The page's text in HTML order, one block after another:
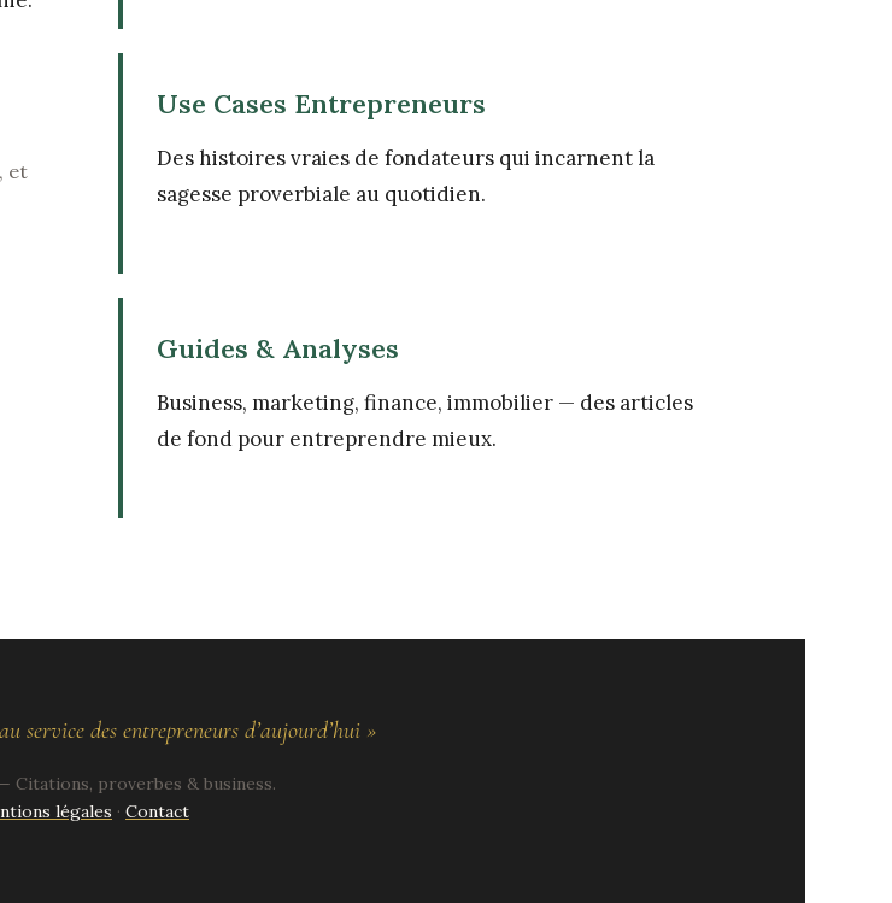
et
Use Cases Entrepreneurs
Des histoires vraies de fondateurs qui incarnent la
sagesse proverbiale au quotidien.
Guides & Analyses
Business, marketing, finance, immobilier — des articles
de fond pour entreprendre mieux.
service des entrepreneurs d’aujourd’hui »
Citations, proverbes & business.
légales · Contact